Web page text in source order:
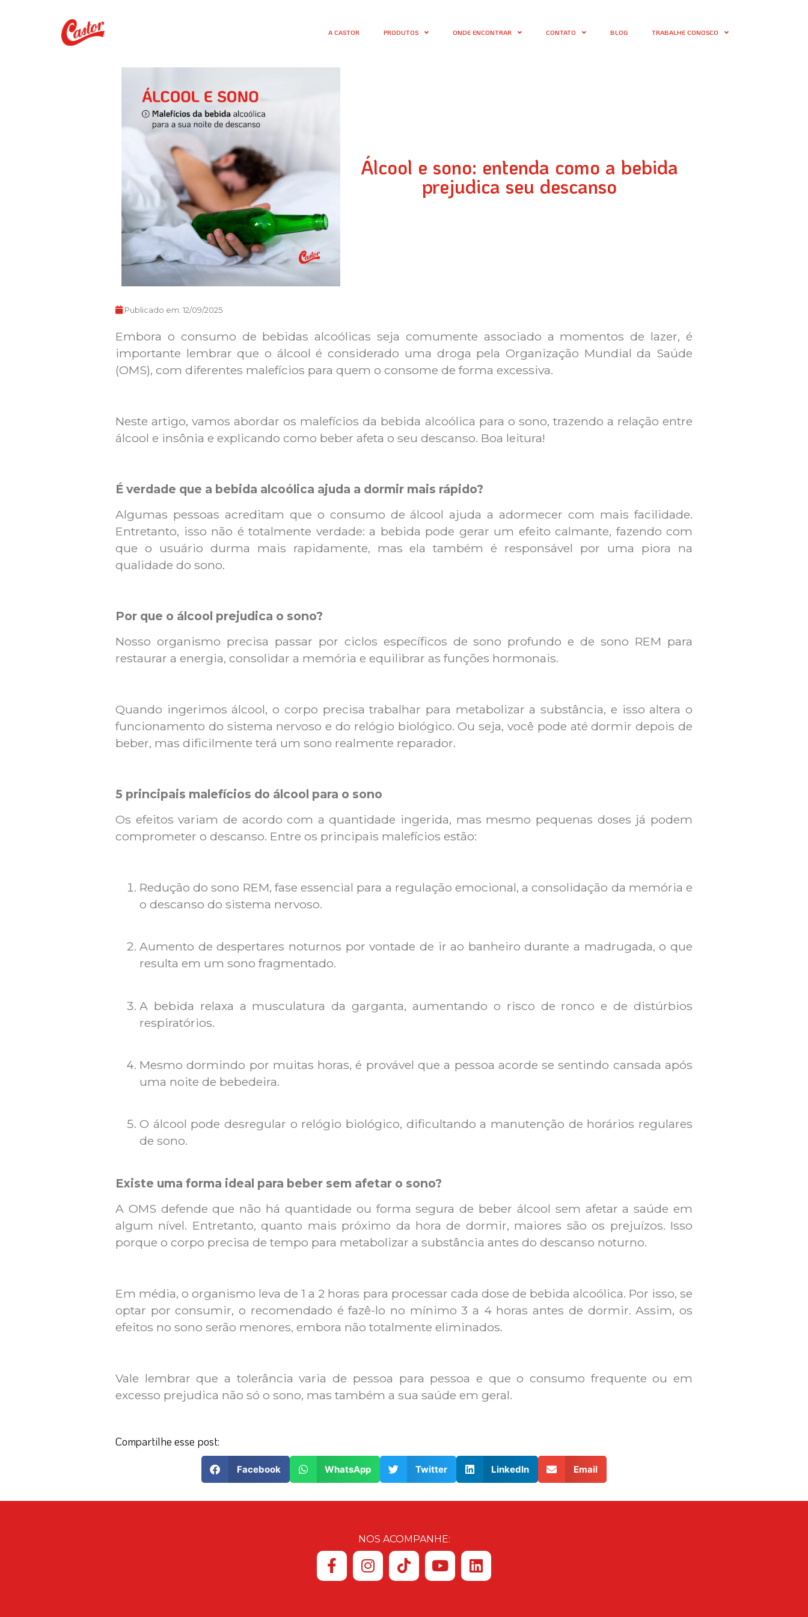
A CASTOR PRODUTOS ONDE ENCONTRAR CONTATO BLOG TRABALHE CONOSCO
Álcool e sono: entenda como a bebida
prejudica seu descanso
Publicado em: 12/09/2025
Embora o consumo de bebidas alcoólicas seja comumente associado a momentos de lazer, é
importante lembrar que o álcool é considerado uma droga pela Organização Mundial da Saúde
(OMS), com diferentes malefícios para quem o consome de forma excessiva.
Neste artigo, vamos abordar os malefícios da bebida alcoólica para o sono, trazendo a relação entre
álcool e insônia e explicando como beber afeta o seu descanso. Boa leitura!
É verdade que a bebida alcoólica ajuda a dormir mais rápido?
Algumas pessoas acreditam que o consumo de álcool ajuda a adormecer com mais facilidade.
Entretanto, isso não é totalmente verdade: a bebida pode gerar um efeito calmante, fazendo com
que o usuário durma mais rapidamente, mas ela também é responsável por uma piora na
qualidade do sono.
Por que o álcool prejudica o sono?
Nosso organismo precisa passar por ciclos específicos de sono profundo e de sono REM para
restaurar a energia, consolidar a memória e equilibrar as funções hormonais.
Quando ingerimos álcool, o corpo precisa trabalhar para metabolizar a substância, e isso altera o
funcionamento do sistema nervoso e do relógio biológico. Ou seja, você pode até dormir depois de
beber, mas dificilmente terá um sono realmente reparador.
5 principais malefícios do álcool para o sono
Os efeitos variam de acordo com a quantidade ingerida, mas mesmo pequenas doses já podem
comprometer o descanso. Entre os principais malefícios estão:
Redução do sono REM, fase essencial para a regulação emocional, a consolidação da memória e
o descanso do sistema nervoso.
Aumento de despertares noturnos por vontade de ir ao banheiro durante a madrugada, o que
resulta em um sono fragmentado.
A bebida relaxa a musculatura da garganta, aumentando o risco de ronco e de distúrbios
respiratórios.
Mesmo dormindo por muitas horas, é provável que a pessoa acorde se sentindo cansada após
uma noite de bebedeira.
O álcool pode desregular o relógio biológico, dificultando a manutenção de horários regulares
de sono.
Existe uma forma ideal para beber sem afetar o sono?
A OMS defende que não há quantidade ou forma segura de beber álcool sem afetar a saúde em
algum nível. Entretanto, quanto mais próximo da hora de dormir, maiores são os prejuízos. Isso
porque o corpo precisa de tempo para metabolizar a substância antes do descanso noturno.
Em média, o organismo leva de 1 a 2 horas para processar cada dose de bebida alcoólica. Por isso, se
optar por consumir, o recomendado é fazê-lo no mínimo 3 a 4 horas antes de dormir. Assim, os
efeitos no sono serão menores, embora não totalmente eliminados.
Vale lembrar que a tolerância varia de pessoa para pessoa e que o consumo frequente ou em
excesso prejudica não só o sono, mas também a sua saúde em geral.
Compartilhe esse post:
Facebook WhatsApp Twitter LinkedIn Email
NOS ACOMPANHE: